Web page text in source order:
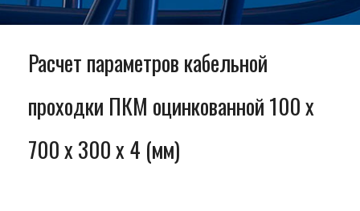
Расчет параметров кабельной
проходки ПКМ оцинкованной 100 x
700 x 300 x 4 (мм)